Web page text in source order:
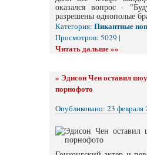
оказался вопрос -
разрешены однополые
Категория: Пикантные
Просмотров: 5029 |
Читать дальше »»
» Эдисон Чен оставил
порнофото
Опубликовано: 23 февраля